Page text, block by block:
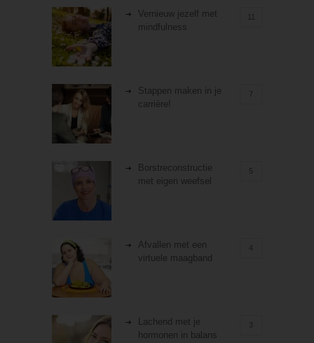
Vernieuw jezelf met
mindfulness
11
Stappen maken in je
carrière!
7
Borstreconstructie
met eigen weefsel
5
Afvallen met een
virtuele maagband
Lachend met je
hormonen in balans
3